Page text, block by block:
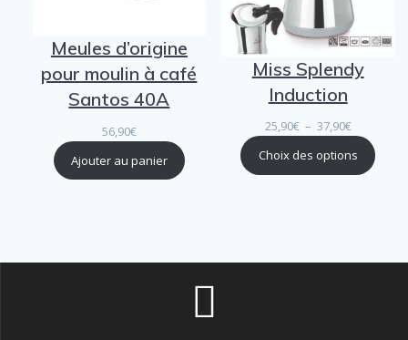
Meules d’origine
pour moulin à café
Santos 40A
56,90€
Ajouter au panier
Miss Splendy
Induction
25,90€ – 37,90€Plage
prix :
Choix des options